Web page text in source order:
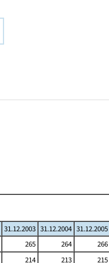
31.12.2003 31.12.2004 31.12.2005
265 264
266
214 213
215